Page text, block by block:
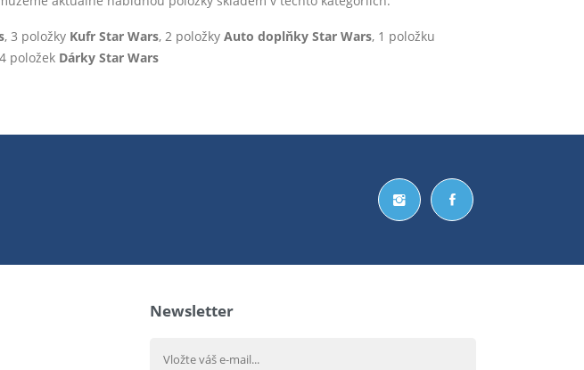
, 3 položky Kufr Star Wars, 2 položky Auto doplňky Star Wars, 1 položku
položek Dárky Star Wars
Newsletter